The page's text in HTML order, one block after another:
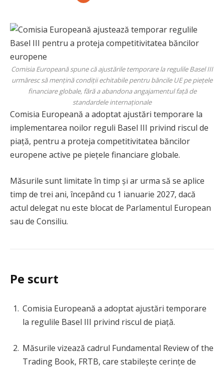
Comisia Europeană spune că ajustările temporare la regulile Basel III
urmăresc să mențină condiții echitabile pentru băncile UE pe piețele
financiare globale, fără a abandona angajamentul față de
standardele internaționale
Comisia Europeană a adoptat ajustări temporare la
implementarea noilor reguli Basel III privind riscul de
piață, pentru a proteja competitivitatea băncilor
europene active pe piețele financiare globale.
Măsurile sunt limitate în timp și ar urma să se aplice
timp de trei ani, începând cu 1 ianuarie 2027, dacă
actul delegat nu este blocat de Parlamentul European
sau de Consiliu.
Pe scurt
Comisia Europeană a adoptat ajustări temporare
la regulile Basel III privind riscul de piață.
Măsurile vizează cadrul Fundamental Review of the
Trading Book, FRTB, care stabilește cerințe de